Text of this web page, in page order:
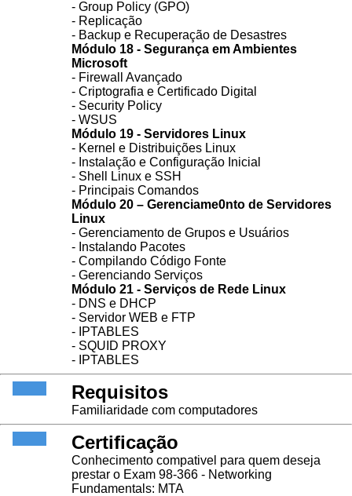
- Group Policy (GPO)
- Replicação
- Backup e Recuperação de Desastres
Módulo 18 - Segurança em Ambientes
Microsoft
- Firewall Avançado
- Criptografia e Certificado Digital
- Security Policy
- WSUS
Módulo 19 - Servidores Linux
- Kernel e Distribuições Linux
- Instalação e Configuração Inicial
- Shell Linux e SSH
- Principais Comandos
Módulo 20 – Gerenciame0nto de Servidores
Linux
- Gerenciamento de Grupos e Usuários
- Instalando Pacotes
- Compilando Código Fonte
- Gerenciando Serviços
Módulo 21 - Serviços de Rede Linux
- DNS e DHCP
- Servidor WEB e FTP
- IPTABLES
- SQUID PROXY
- IPTABLES
Requisitos
Familiaridade com computadores
Certificação
Conhecimento compativel para quem deseja
prestar o Exam 98-366 - Networking
Fundamentals: MTA